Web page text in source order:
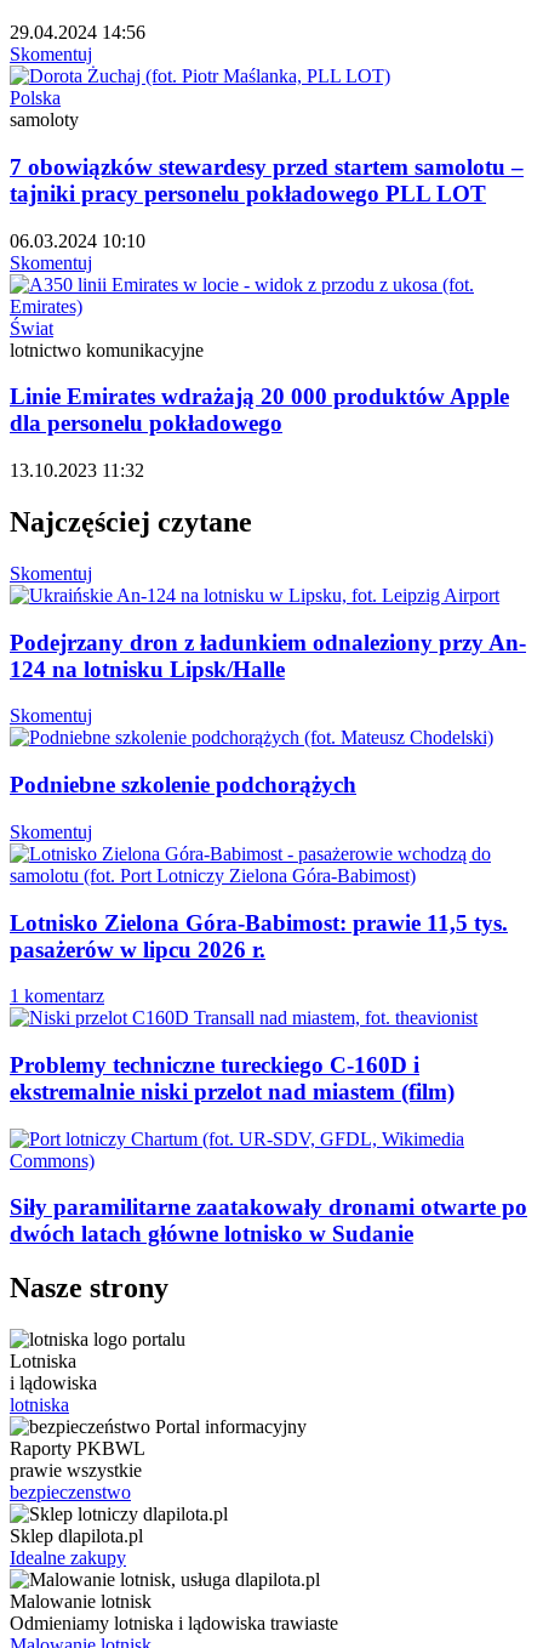
29.04.2024 14:56
Skomentuj
Polska
samoloty
7 obowiązków stewardesy przed startem samolotu –
tajniki pracy personelu pokładowego PLL LOT
06.03.2024 10:10
Skomentuj
Świat
lotnictwo komunikacyjne
Linie Emirates wdrażają 20 000 produktów Apple
dla personelu pokładowego
13.10.2023 11:32
Najczęściej czytane
Skomentuj
Podejrzany dron z ładunkiem odnaleziony przy An-
124 na lotnisku Lipsk/Halle
Skomentuj
Podniebne szkolenie podchorążych
Skomentuj
Lotnisko Zielona Góra-Babimost: prawie 11,5 tys.
pasażerów w lipcu 2026 r.
1 komentarz
Problemy techniczne tureckiego C-160D i
ekstremalnie niski przelot nad miastem (film)
Siły paramilitarne zaatakowały dronami otwarte po
dwóch latach główne lotnisko w Sudanie
Nasze strony
Lotniska
i lądowiska
lotniska
Raporty PKBWL
prawie wszystkie
bezpieczenstwo
Sklep dlapilota.pl
Idealne zakupy
Malowanie lotnisk
Odmieniamy lotniska i lądowiska trawiaste